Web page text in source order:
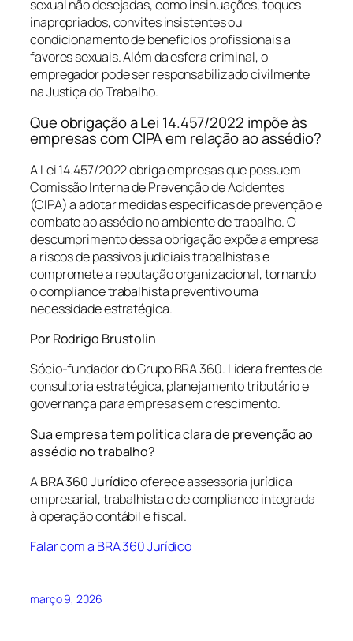
sexual não desejadas, como insinuações, toques
inapropriados, convites insistentes ou
condicionamento de beneficios profissionais a
favores sexuais. Além da esfera criminal, o
empregador pode ser responsabilizado civilmente
na Justiça do Trabalho.
Que obrigação a Lei 14.457/2022 impõe às
empresas com CIPA em relação ao assédio?
A Lei 14.457/2022 obriga empresas que possuem
Comissão Interna de Prevenção de Acidentes
(CIPA) a adotar medidas especificas de prevenção e
combate ao assédio no ambiente de trabalho. O
descumprimento dessa obrigação expõe a empresa
a riscos de passivos judiciais trabalhistas e
compromete a reputação organizacional, tornando
o compliance trabalhista preventivo uma
necessidade estratégica.
Por Rodrigo Brustolin
Sócio-fundador do Grupo BRA 360. Lidera frentes de
consultoria estratégica, planejamento tributário e
governança para empresas em crescimento.
Sua empresa tem politica clara de prevenção ao
assédio no trabalho?
ABRA 360 Jurídicooferece assessoria jurídica
empresarial, trabalhista e de compliance integrada
à operação contábil e fiscal.
Falar com a BRA 360 Jurídico
março 9, 2026